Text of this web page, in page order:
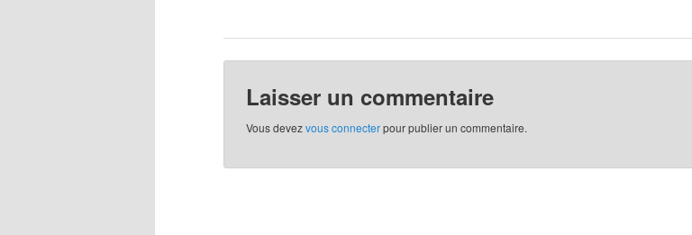
Laisser un commentaire
Vous devezvous connecterpour publier un commentaire.